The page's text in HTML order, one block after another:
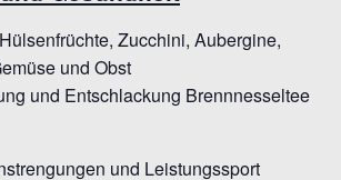
Zucchini, Aubergine,
und Obst
und Entschlackung Brennnesseltee
und Leistungssport